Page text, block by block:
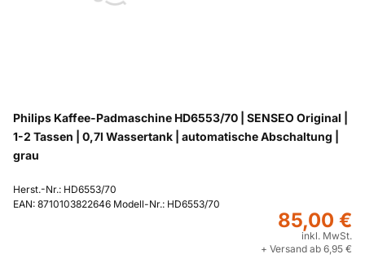
Philips Kaffee-Padmaschine HD6553/70 | SENSEO Original |
1-2 Tassen | 0,7l Wassertank | automatische Abschaltung |
grau
Herst.-Nr.: HD6553/70
EAN: 8710103822646 Modell-Nr.: HD6553/70
85,00 €
inkl. MwSt.
+ Versand ab 6,95 €